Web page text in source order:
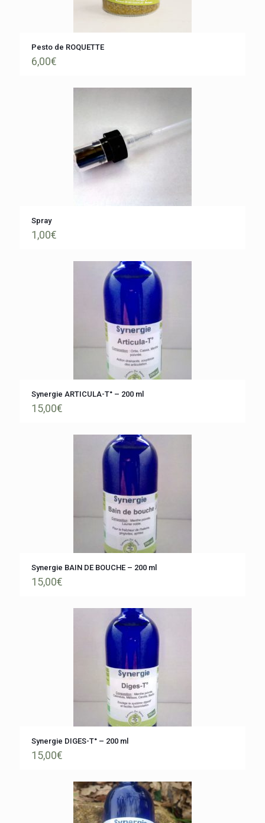
Pesto de ROQUETTE
6,00€
Spray
1,00€
Synergie ARTICULA-T° – 200 ml
15,00€
Synergie BAIN DE BOUCHE – 200 ml
15,00€
Synergie DIGES-T° – 200 ml
15,00€